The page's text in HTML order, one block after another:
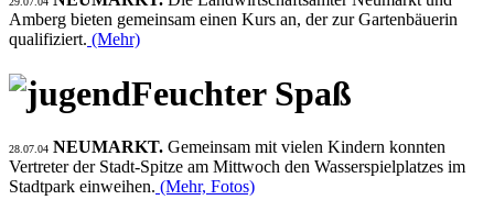
Amberg bieten gemeinsam einen Kurs an, der zur Gartenbäuerin
qualifiziert. (Mehr)
Feuchter Spaß
28.07.04 NEUMARKT. Gemeinsam mit vielen Kindern konnten
Vertreter der Stadt-Spitze am Mittwoch den Wasserspielplatzes im
Stadtpark einweihen. (Mehr, Fotos)